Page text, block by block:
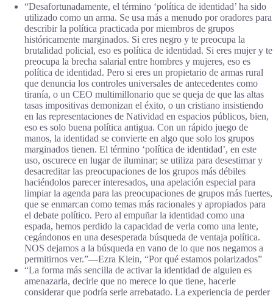
“Desafortunadamente, el término ‘política de identidad’ ha sido
utilizado como un arma. Se usa más a menudo por oradores para
describir la política practicada por miembros de grupos
históricamente marginados. Si eres negro y te preocupa la
brutalidad policial, eso es política de identidad. Si eres mujer y te
preocupa la brecha salarial entre hombres y mujeres, eso es
política de identidad. Pero si eres un propietario de armas rural
que denuncia los controles universales de antecedentes como
tiranía, o un CEO multimillonario que se queja de que las altas
tasas impositivas demonizan el éxito, o un cristiano insistiendo
en las representaciones de Natividad en espacios públicos, bien,
eso es solo buena política antigua. Con un rápido juego de
manos, la identidad se convierte en algo que solo los grupos
marginados tienen. El término ‘política de identidad’, en este
uso, oscurece en lugar de iluminar; se utiliza para desestimar y
desacreditar las preocupaciones de los grupos más débiles
haciéndolos parecer interesados, una apelación especial para
limpiar la agenda para las preocupaciones de grupos más fuertes,
que se enmarcan como temas más racionales y apropiados para
el debate político. Pero al empuñar la identidad como una
espada, hemos perdido la capacidad de verla como una lente,
cegándonos en una desesperada búsqueda de ventaja política.
NOS dejamos a la búsqueda en vano de lo que nos negamos a
permitirnos ver.”―Ezra Klein, “Por qué estamos polarizados”
“La forma más sencilla de activar la identidad de alguien es
amenazarla, decirle que no merece lo que tiene, hacerle
considerar que podría serle arrebatado. La experiencia de perder